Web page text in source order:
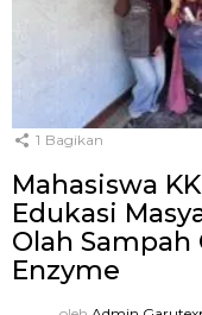
1 Bagikan
Mahasiswa
Edukasi
Olah
Enzyme